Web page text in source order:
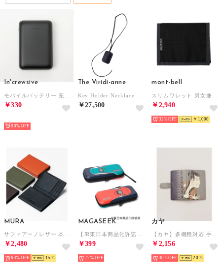
In'crewsive
￥330
80%
The Viridi-anne
￥27,500
mont-bell
￥2,940
32% ￥1,000
MURA
￥2,480
64% 15
MAGASEEK
￥399
72%
カヤ
￥2,156
30% 20